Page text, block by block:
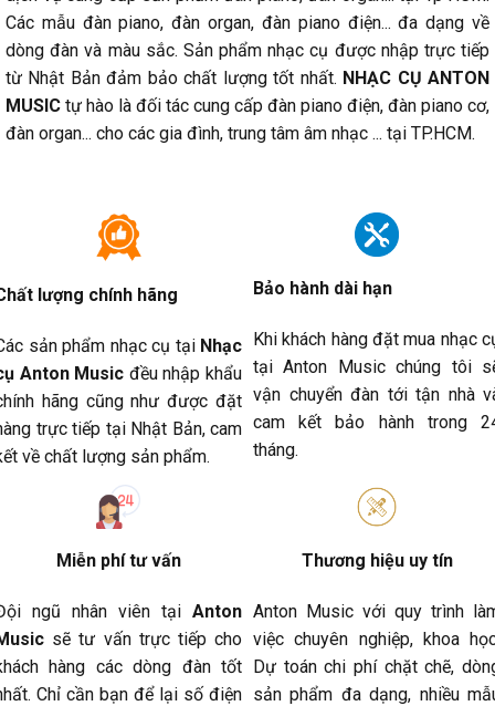
Các mẫu đàn piano, đàn organ, đàn piano điện... đa dạng về
dòng đàn và màu sắc. Sản phẩm nhạc cụ được nhập trực tiếp
từ Nhật Bản đảm bảo chất lượng tốt nhất. NHẠC CỤ ANTON
MUSIC tự hào là đối tác cung cấp đàn piano điện, đàn piano cơ,
đàn organ... cho các gia đình, trung tâm âm nhạc ... tại TP.HCM.
lượng chính hãng
sản phẩm nhạc cụ tại Nhạc
Anton Music đều nhập khẩu
hãng cũng như được đặt
trực tiếp tại Nhật Bản, cam
về chất lượng sản phẩm.
Bảo hành dài hạn
Khi khách hàng đặt mua nhạc
tại Anton Music chúng tôi
vận chuyển đàn tới tận nhà
cam kết bảo hành trong
tháng.
Miễn phí tư vấn
ngũ nhân viên tại Anton
sẽ tư vấn trực tiếp cho
hàng các dòng đàn tốt
Chỉ cần bạn để lại số điện
Thương hiệu uy tín
Anton Music với quy trình
việc chuyên nghiệp, khoa
Dự toán chi phí chặt chẽ,
sản phẩm đa dạng, nhiều